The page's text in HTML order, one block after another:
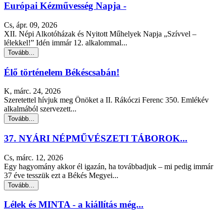
Európai Kézművesség Napja -
Cs, ápr. 09, 2026
XII. Népi Alkotóházak és Nyitott Műhelyek Napja „Szívvel –
lélekkel!” Idén immár 12. alkalommal...
Tovább...
Élő történelem Békéscsabán!
K, márc. 24, 2026
Szeretettel hívjuk meg Önöket a II. Rákóczi Ferenc 350. Emlékév
alkalmából szervezett...
Tovább...
37. NYÁRI NÉPMŰVÉSZETI TÁBOROK...
Cs, márc. 12, 2026
Egy hagyomány akkor él igazán, ha továbbadjuk – mi pedig immár
37 éve tesszük ezt a Békés Megyei...
Tovább...
Lélek és MINTA - a kiállítás még...